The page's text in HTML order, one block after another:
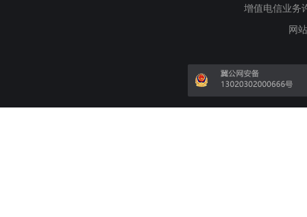
增值电信业务
网